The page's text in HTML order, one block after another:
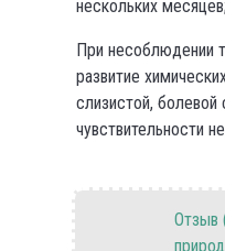
нескольких месяцев;
При несоблюдении
развитие
слизистой,
чувствительности
Отзыв